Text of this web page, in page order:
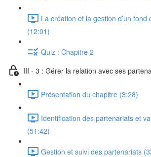
La création et la gestion d’un fond
(12:01)
Quiz : Chapitre 2
III - 3 : Gérer la relation avec ses
Présentation du chapitre (3:28)
Identification des partenariats et
(51:42)
Gestion et suivi des partenariats